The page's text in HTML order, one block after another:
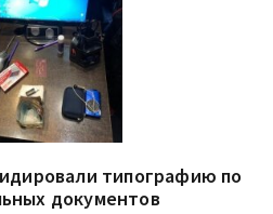
типографию по
документов